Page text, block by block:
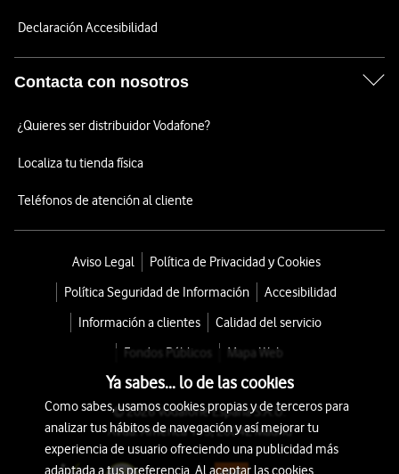
Declaración Accesibilidad
Contacta con nosotros
¿Quieres ser distribuidor Vodafone?
Localiza tu tienda física
Teléfonos de atención al cliente
Aviso Legal
Política de Privacidad y Cookies
Política Seguridad de Información
Accesibilidad
Información a clientes
Calidad del servicio
Fondos Públicos
Mapa Web
© 2026 Vodafone España S.A.U.
Avda. América 115, 28042 Madrid
Ya sabes... lo de las cookies
Como sabes, usamos cookies propias y de terceros para
analizar tus hábitos de navegación y así mejorar tu
experiencia de usuario ofreciendo una publicidad más
adaptada a tus preferencia. Al aceptar las cookies